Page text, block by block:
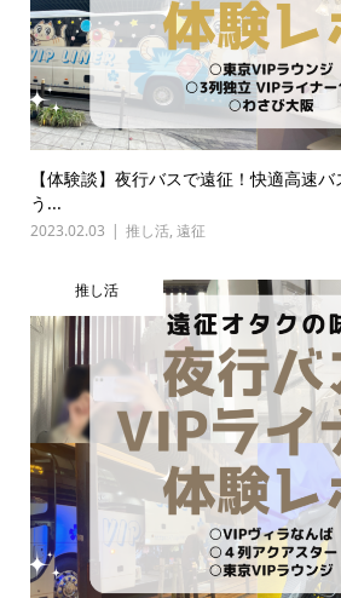
【体験談】夜行バスで遠征！快適高速
う...
2023.02.03 推し活, 遠征
推し活